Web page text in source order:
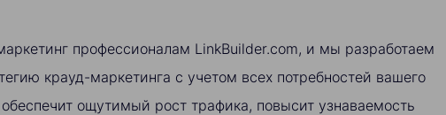
профессионалам LinkBuilder.com, и мы разработаем
крауд-маркетинга с учетом всех потребностей вашего
обеспечит ощутимый рост трафика, повысит узнаваемость